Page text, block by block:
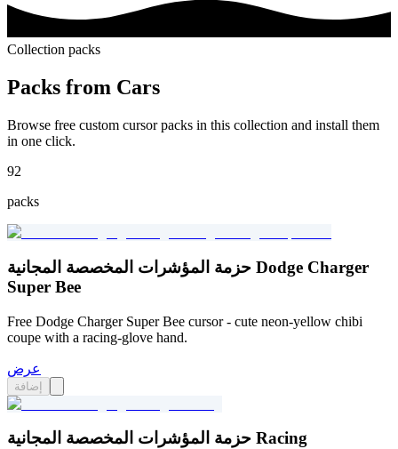
Collection packs
Packs from Cars
Browse free custom cursor packs in this collection and install them
in one click.
92
packs
حزمة المؤشرات المخصصة المجانية Dodge Charger
Super Bee
Free Dodge Charger Super Bee cursor - cute neon-yellow chibi
coupe with a racing-glove hand.
عرض
إضافة
حزمة المؤشرات المخصصة المجانية Racing